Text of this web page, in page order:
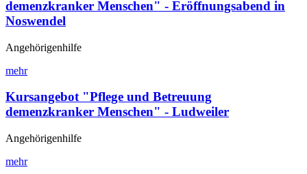
demenzkranker Menschen" - Eröffnungsabend in
Noswendel
Angehörigenhilfe
mehr
Kursangebot "Pflege und Betreuung
demenzkranker Menschen" - Ludweiler
Angehörigenhilfe
mehr